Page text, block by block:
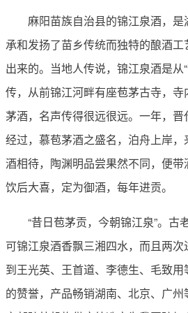
麻阳苗族自治县的锦江泉酒，是
承和发扬了苗乡传统而独特的酿酒
出来的。当地人传说，锦江泉酒是从
传，从前锦江河畔有座苞茅古寺，
茅酒，名声传得很远很远。一年，
经过，慕苞茅酒之盛名，泊舟上岸
酒相待，陶渊明品尝果然不同，便
饮后大喜，定为御酒，每年进贡。
“昔日苞茅贡，今朝锦江泉”。古
可锦江泉酒香飘三湘四水，而且两
到王光英、王首道、李德生、毛致
的赞誉，产品畅销湖南、北京、广